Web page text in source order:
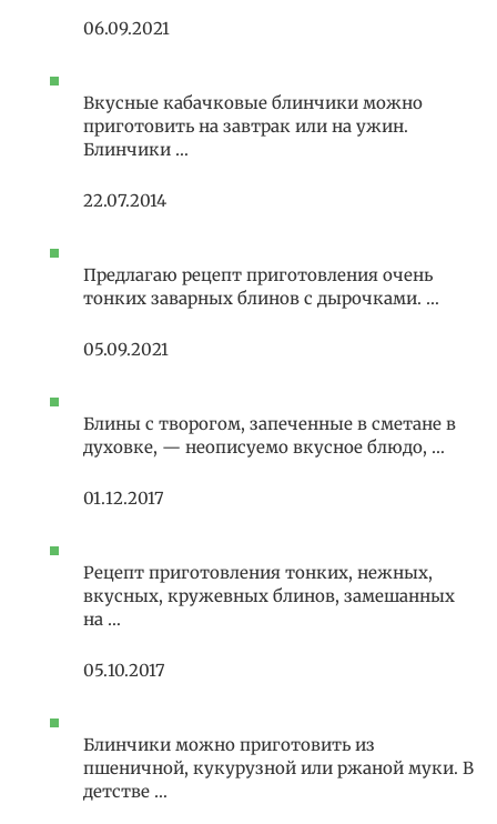
06.09.2021
Вкусные кабачковые блинчики можно
приготовить на завтрак или на ужин.
Блинчики …
22.07.2014
Предлагаю рецепт приготовления очень
тонких заварных блинов с дырочками. …
05.09.2021
Блины с творогом, запеченные в сметане в
духовке, — неописуемо вкусное блюдо, …
01.12.2017
Рецепт приготовления тонких, нежных,
вкусных, кружевных блинов, замешанных
на …
05.10.2017
Блинчики можно приготовить из
пшеничной, кукурузной или ржаной муки. В
детстве …